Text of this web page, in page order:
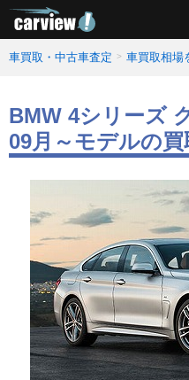
車買取・中古車査定 車買取相場
BMW 4シリーズ
09月～モデルの